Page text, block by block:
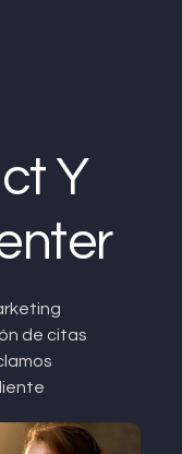
Y
de citas